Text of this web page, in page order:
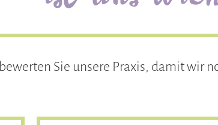
bewerten Sie unsere Praxis, damit wir